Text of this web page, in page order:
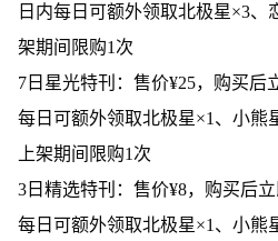
日内每日可额外领取北极星×3、
架期间限购1次
7日星光特刊：售价¥25，购买后
每日可额外领取北极星×1、小熊
上架期间限购1次
3日精选特刊：售价¥8，购买后
每日可额外领取北极星×1、小熊